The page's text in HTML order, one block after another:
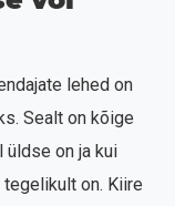
lehed on
Sealt on kõige
üldse on ja kui
tegelikult on. Kiire